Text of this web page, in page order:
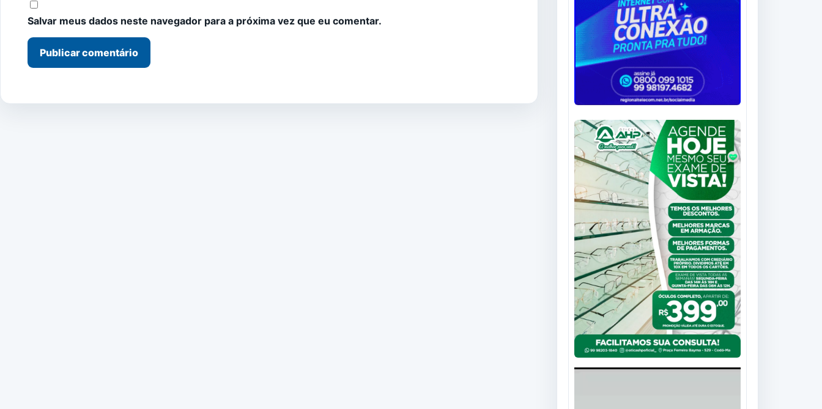
Salvar meus dados neste navegador para a próxima vez que eu comentar.